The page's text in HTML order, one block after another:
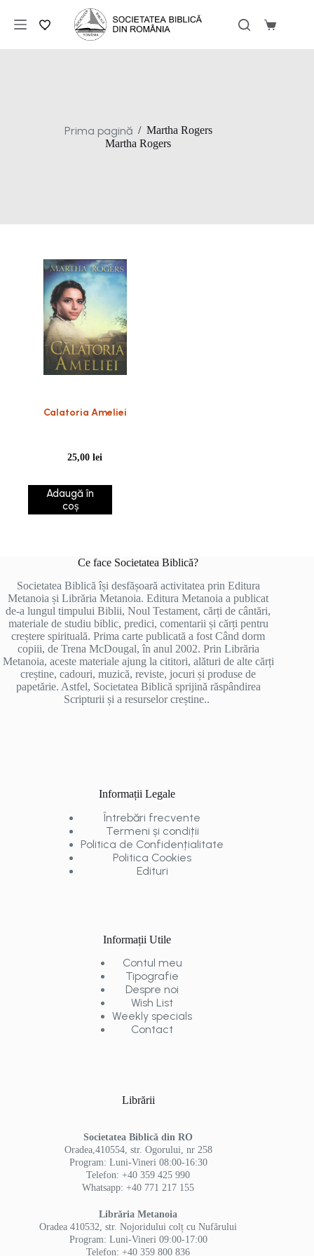
conținut
Coș
Prima pagină / Martha Rogers
Martha Rogers
Calatoria Ameliei
25,00lei
Adaugă în
coș
Ce face Societatea Biblică?
Societatea Biblică își desfășoară activitatea prin Editura
Metanoia și Librăria Metanoia. Editura Metanoia a publicat
de-a lungul timpului Biblii, Noul Testament, cărți de cântări,
materiale de studiu biblic, predici, comentarii și cărți pentru
creștere spirituală. Prima carte publicată a fost Când dorm
copiii, de Trena McDougal, în anul 2002. Prin Librăria
Metanoia, aceste materiale ajung la cititori, alături de alte cărți
creștine, cadouri, muzică, reviste, jocuri și produse de
papetărie. Astfel, Societatea Biblică sprijină răspândirea
Scripturii și a resurselor creștine..
Informații Legale
Întrebări frecvente
Termeni și condiții
Politica de Confidențialitate
Politica Cookies
Edituri
Informații Utile
Contul meu
Tipografie
Despre noi
Wish List
Weekly specials
Contact
Librării
Societatea Biblică din RO
Oradea,410554, str. Ogorului, nr 258
Program: Luni-Vineri 08:00-16:30
Telefon: +40 359 425 990
Whatsapp: +40 771 217 155
Librăria Metanoia
Oradea 410532, str. Nojoridului colț cu Nufărului
Program: Luni-Vineri 09:00-17:00
Telefon: +40 359 800 836